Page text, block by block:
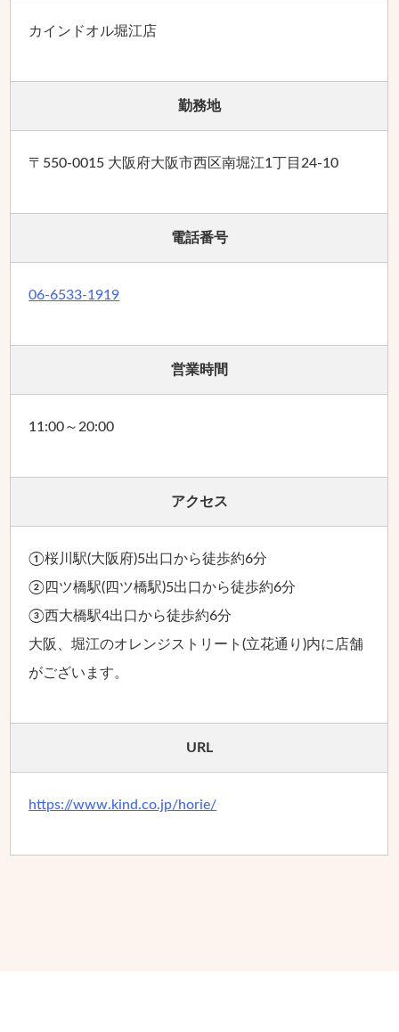
カインドオル堀江店
勤務地
〒550-0015 大阪府大阪市西区南堀江1丁目24-10
電話番号
06-6533-1919
営業時間
11:00～20:00
アクセス
①桜川駅(大阪府)5出口から徒歩約6分
②四ツ橋駅(四ツ橋駅)5出口から徒歩約6分
③西大橋駅4出口から徒歩約6分
大阪、堀江のオレンジストリート(立花通り)内に店舗
がございます。
URL
https://www.kind.co.jp/horie/